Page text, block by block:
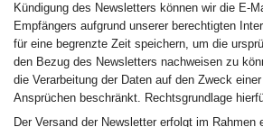
Kündigung des Newsletters können wir die E-
Empfängers aufgrund unserer berechtigten
für eine begrenzte Zeit speichern, um die
den Bezug des Newsletters nachweisen zu
die Verarbeitung der Daten auf den Zweck
Ansprüchen beschränkt. Rechtsgrundlage
Der Versand der Newsletter erfolgt im Rahmen